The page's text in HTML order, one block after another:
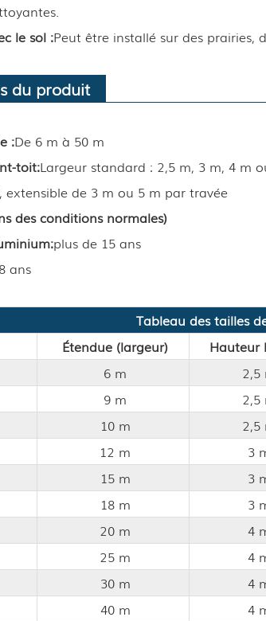
le sol :Peut être installé sur des prairies,
du produit
:De 6 m à 50 m
toit:Largeur standard : 2,5 m, 3 m, 4 m
extensible de 3 m ou 5 m par travée
des conditions normales)
:plus de 15 ans
ans
Tableau des tailles
Étendue (largeur) Hauteur
6 m 2,5
9 m 2,5
10 m 2,5
12 m 3
15 m 3
18 m 3
20 m 4
25 m 4
30 m 4
40 m 4